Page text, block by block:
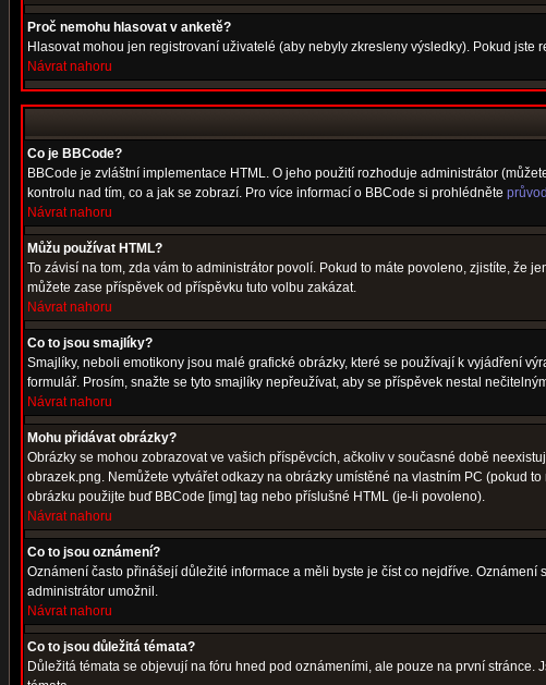
Proč nemohu hlasovat v anketě?
Hlasovat mohou jen registrovaní uživatelé (aby nebyly zkresleny výsledky). Pokud
Návrat nahoru
Co je BBCode?
BBCode je zvláštní implementace HTML. O jeho použití rozhoduje administrátor
kontrolu nad tím, co a jak se zobrazí. Pro více informací o BBCode si prohlédněte
Návrat nahoru
Můžu používat HTML?
To závisí na tom, zda vám to administrátor povolí. Pokud to máte povoleno, zjistíte, že
můžete zase příspěvek od příspěvku tuto volbu zakázat.
Návrat nahoru
Co to jsou smajlíky?
Smajlíky, neboli emotikony jsou malé grafické obrázky, které se používají k vyjádření
formulář. Prosím, snažte se tyto smajlíky nepřeužívat, aby se příspěvek nestal
Návrat nahoru
Mohu přidávat obrázky?
Obrázky se mohou zobrazovat ve vašich příspěvcích, ačkoliv v současné době
obrazek.png. Nemůžete vytvářet odkazy na obrázky umístěné na vlastním PC (pokud
obrázku použijte buď BBCode [img] tag nebo příslušné HTML (je-li povoleno).
Návrat nahoru
Co to jsou oznámení?
Oznámení často přinášejí důležité informace a měli byste je číst co nejdříve.
administrátor umožnil.
Návrat nahoru
Co to jsou důležitá témata?
Důležitá témata se objevují na fóru hned pod oznámeními, ale pouze na první